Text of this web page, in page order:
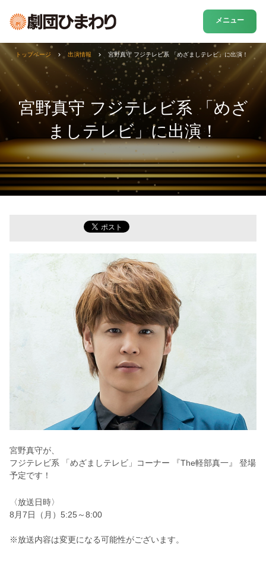
メニュー
宮野真守 フジテレビ系 「めざ
ましテレビ」に出演！
トップページ 出演情報 宮野真守 フジテレビ系 「めざましテレビ」に出演！
宮野真守が、
フジテレビ系 「めざましテレビ」コーナー 『The軽部真一』 登場
予定です！
〈放送日時〉
8月7日（月）5:25～8:00
※放送内容は変更になる可能性がございます。